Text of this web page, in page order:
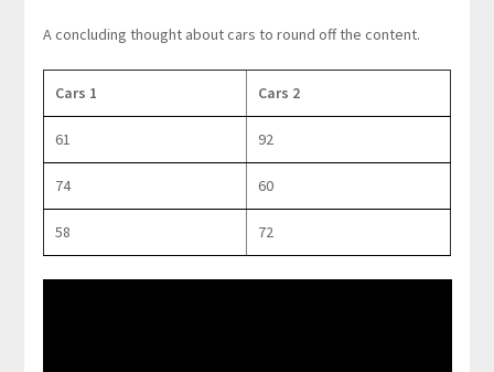
A concluding thought about cars to round off the content.
Cars 1 Cars 2
61 92
74 60
58 72